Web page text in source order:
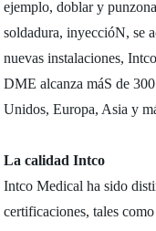
ejemplo, doblar y
soldadura, inyeccióN, se
nuevas instalaciones,
DME alcanza máS de
Unidos, Europa, Asia y
La calidad Intco
Intco Medical ha sido
certificaciones, tales